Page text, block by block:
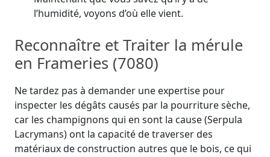
l’humidité, voyons d’où elle vient.
Reconnaître et Traiter la mérule
en Frameries (7080)
Ne tardez pas à demander une expertise pour
inspecter les dégâts causés par la pourriture sèche,
car les champignons qui en sont la cause (Serpula
Lacrymans) ont la capacité de traverser des
matériaux de construction autres que le bois, ce qui